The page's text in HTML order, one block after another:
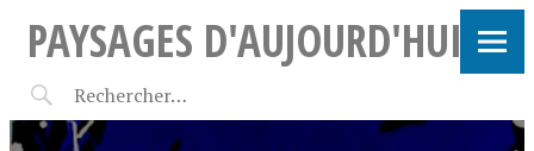
PAYSAGES D'AUJOURD'HUI